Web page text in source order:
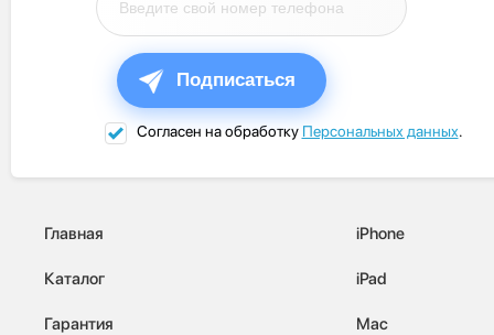
Подписаться
Согласен на обработку Персональных данных.
Главная
Каталог
Гарантия
iPhone
iPad
Mac